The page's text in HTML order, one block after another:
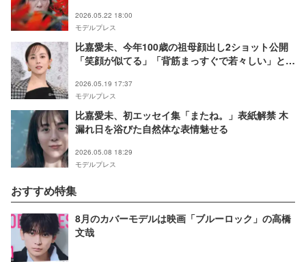
2026.05.22 18:00
モデルプレス
比嘉愛未、今年100歳の祖母顔出し2ショット公開
「笑顔が似てる」「背筋まっすぐで若々しい」と反
2026.05.19 17:37
モデルプレス
比嘉愛未、初エッセイ集「またね。」表紙解禁 木
漏れ日を浴びた自然体な表情魅せる
2026.05.08 18:29
モデルプレス
おすすめ特集
8月のカバーモデルは映画「ブルーロック」の高橋
文哉